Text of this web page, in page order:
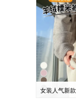
女装人气新款